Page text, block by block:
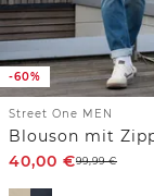
-60%
Street One MEN
40,00 €99,99€